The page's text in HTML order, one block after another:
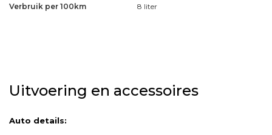
Verbruik per 100km 8 liter
Uitvoering en accessoires
Auto details: